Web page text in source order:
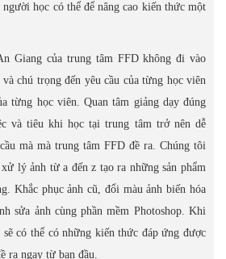
người học có thể để nâng cao kiến thức một
Giang của trung tâm FFD không đi vào
chú trọng đến yêu cầu của từng học viên
từng học viên. Quan tâm giảng dạy đúng
và tiêu khi học tại trung tâm trở nên dễ
mà mà trung tâm FFD đề ra. Chúng tôi
lý ảnh từ a đến z tạo ra những sản phẩm
Khắc phục ảnh cũ, đổi màu ảnh biến hóa
sửa ảnh cùng phần mềm Photoshop. Khi
sẽ có thể có những kiến thức đáp ứng được
ra ngay từ ban đầu.